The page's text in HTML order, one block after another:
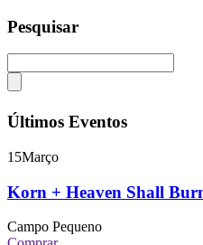
Pesquisar
Últimos Eventos
15Março
Korn + Heaven Shall
Campo Pequeno